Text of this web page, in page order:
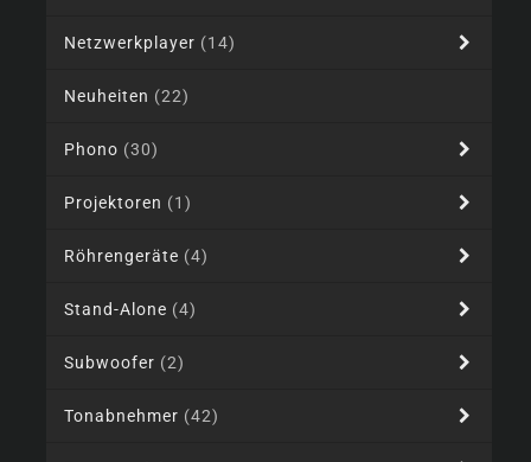
Netzwerkplayer (14)
Neuheiten (22)
Phono (30)
Projektoren (1)
Röhrengeräte (4)
Stand-Alone (4)
Subwoofer (2)
Tonabnehmer (42)